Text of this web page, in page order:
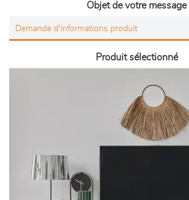
Objet de votre message
Produit sélectionné